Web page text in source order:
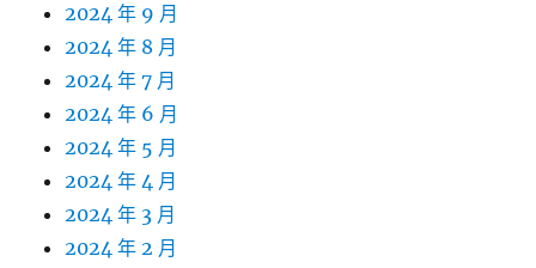
2024 年 9 月
2024 年 8 月
2024 年 7 月
2024 年 6 月
2024 年 5 月
2024 年 4 月
2024 年 3 月
2024 年 2 月